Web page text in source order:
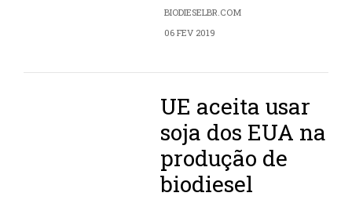
BIODIESELBR.COM
06 FEV 2019
UE aceita usar
soja dos EUA na
produção de
biodiesel